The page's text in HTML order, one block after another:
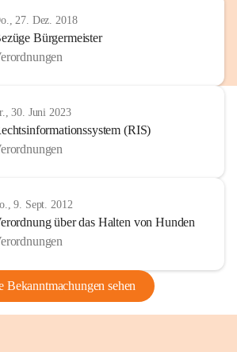
27. Dez. 2018
Bürgermeister
30. Juni 2023
(RIS)
9. Sept. 2012
über das Halten von Hunden
Bekanntmachungen sehen